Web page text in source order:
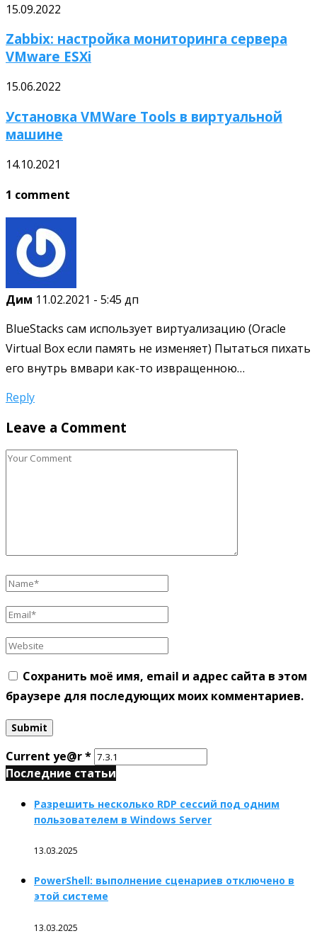
15.09.2022
Zabbix: настройка мониторинга сервера
VMware ESXi
15.06.2022
Установка VMWare Tools в виртуальной
машине
14.10.2021
1 comment
Дим 11.02.2021 - 5:45 дп
BlueStacks сам использует виртуализацию (Oracle
Virtual Box если память не изменяет) Пытаться пихать
его внутрь вмвари как-то извращенною…
Reply
Leave a Comment
Сохранить моё имя, email и адрес сайта в этом
браузере для последующих моих комментариев.
Current ye@r*
Последние статьи
Разрешить несколько RDP сессий под одним
пользователем в Windows Server
13.03.2025
PowerShell: выполнение сценариев отключено в
этой системе
13.03.2025